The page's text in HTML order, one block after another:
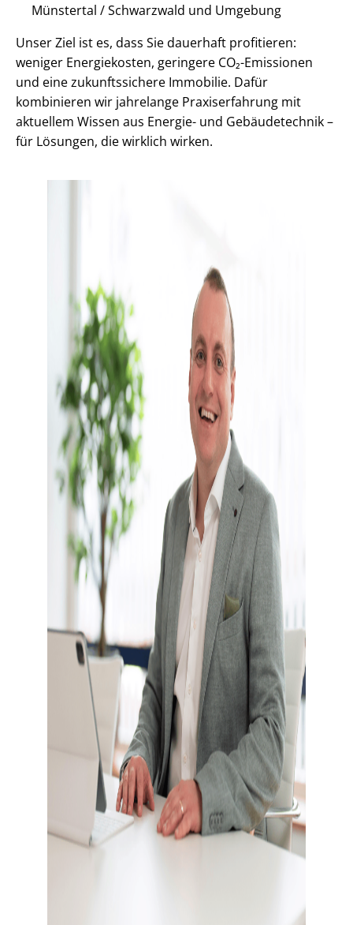
Münstertal / Schwarzwald und Umgebung
Unser Ziel ist es, dass Sie dauerhaft profitieren:
weniger Energiekosten, geringere CO₂-Emissionen
und eine zukunftssichere Immobilie. Dafür
kombinieren wir jahrelange Praxiserfahrung mit
aktuellem Wissen aus Energie- und Gebäudetechnik –
für Lösungen, die wirklich wirken.